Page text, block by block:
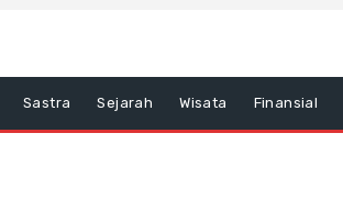
Sastra Sejarah Wisata Finansial